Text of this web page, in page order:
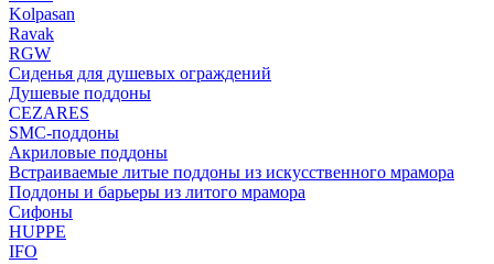
Kolpasan
Ravak
RGW
Сиденья для душевых ограждений
Душевые поддоны
CEZARES
SMC-поддоны
Акриловые поддоны
Встраиваемые литые поддоны из искусственного мрамора
Поддоны и барьеры из литого мрамора
Сифоны
HUPPE
IFO